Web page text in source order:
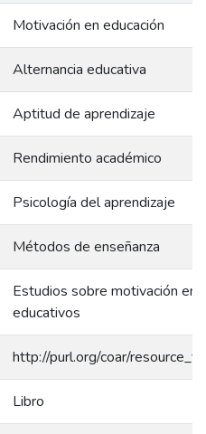
Motivación en educación
Alternancia educativa
Aptitud de aprendizaje
Rendimiento académico
Psicología del aprendizaje
Métodos de enseñanza
Estudios sobre motivación en
educativos
http://purl.org/coar/
Libro